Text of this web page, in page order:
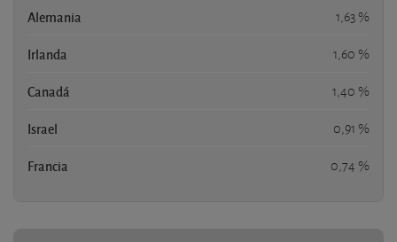
Alemania 1,63 %
Irlanda 1,60 %
Canadá 1,40 %
Israel 0,91 %
Francia 0,74 %